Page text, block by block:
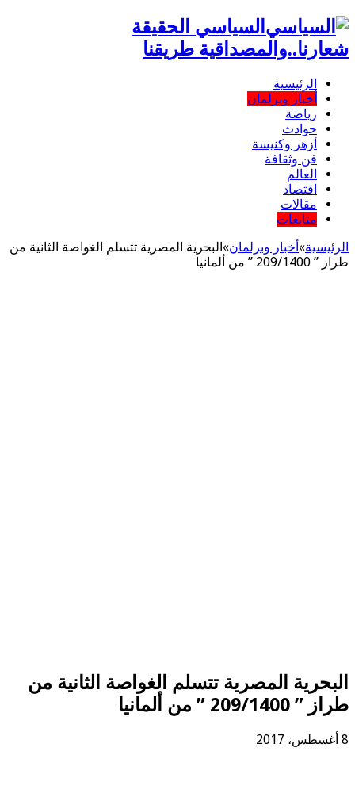
السياسي الحقيقة
شعارنا..والمصداقية طريقنا
الرئيسية
أخبار وبرلمان
رياضة
حوادث
أزهر وكنيسة
فن وثقافة
العالم
اقتصاد
مقالات
متابعات
الرئيسية»أخبار وبرلمان»البحرية المصرية تتسلم الغواصة الثانية من
طراز ” 209/1400 ” من ألمانيا
البحرية المصرية تتسلم الغواصة الثانية من
طراز ” 209/1400 ” من ألمانيا
8 أغسطس، 2017